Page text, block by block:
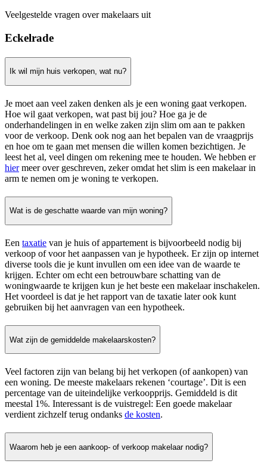
Veelgestelde vragen over makelaars uit
Eckelrade
Ik wil mijn huis verkopen, wat nu?
Je moet aan veel zaken denken als je een woning gaat verkopen.
Hoe wil gaat verkopen, wat past bij jou? Hoe ga je de
onderhandelingen in en welke zaken zijn slim om aan te pakken
voor de verkoop. Denk ook nog aan het bepalen van de vraagprijs
en hoe om te gaan met mensen die willen komen bezichtigen. Je
leest het al, veel dingen om rekening mee te houden. We hebben er
hiermeer over geschreven, zeker omdat het slim is een makelaar in
arm te nemen om je woning te verkopen.
Wat is de geschatte waarde van mijn woning?
Een taxatie van je huis of appartement is bijvoorbeeld nodig bij
verkoop of voor het aanpassen van je hypotheek. Er zijn op internet
diverse tools die je kunt invullen om een idee van de waarde te
krijgen. Echter om echt een betrouwbare schatting van de
woningwaarde te krijgen kun je het beste een makelaar inschakelen.
Het voordeel is dat je het rapport van de taxatie later ook kunt
gebruiken bij het aanvragen van een hypotheek.
Wat zijn de gemiddelde makelaarskosten?
Veel factoren zijn van belang bij het verkopen (of aankopen) van
een woning. De meeste makelaars rekenen ‘courtage’. Dit is een
percentage van de uiteindelijke verkoopprijs. Gemiddeld is dit
meestal 1%. Interessant is de vuistregel: Een goede makelaar
verdient zichzelf terug ondanks de kosten.
Waarom heb je een aankoop- of verkoop makelaar nodig?